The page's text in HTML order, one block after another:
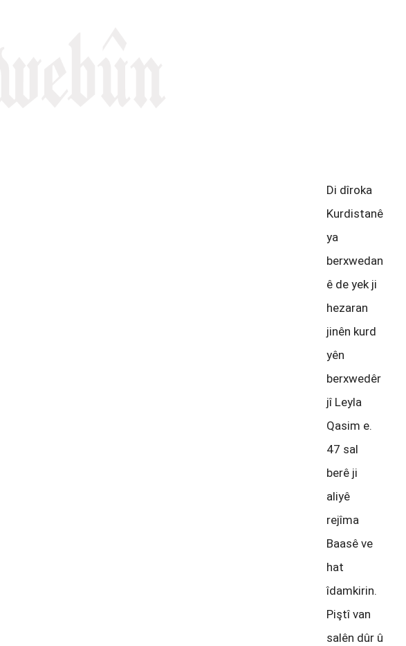
Di dîroka
Kurdistanê
ya
berxwedan
ê de yek ji
hezaran
jinên kurd
yên
berxwedêr
jî Leyla
Qasim e.
47 sal
berê ji
aliyê
rejîma
Baasê ve
hat
îdamkirin.
Piştî van
salên dûr û